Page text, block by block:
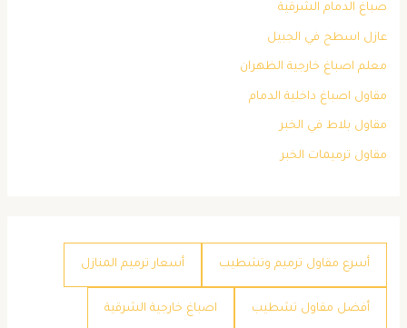
صباغ الدمام الشرقية
عازل اسطح في الجبيل
معلم اصباغ خارجية الظهران
مقاول اصباغ داخلية الدمام
مقاول بلاط في الخبر
مقاول ترميمات الخبر
أسرع مقاول ترميم وتشطيب أسعار ترميم المنازل
أفضل مقاول تشطيب اصباغ خارجية الشرقية